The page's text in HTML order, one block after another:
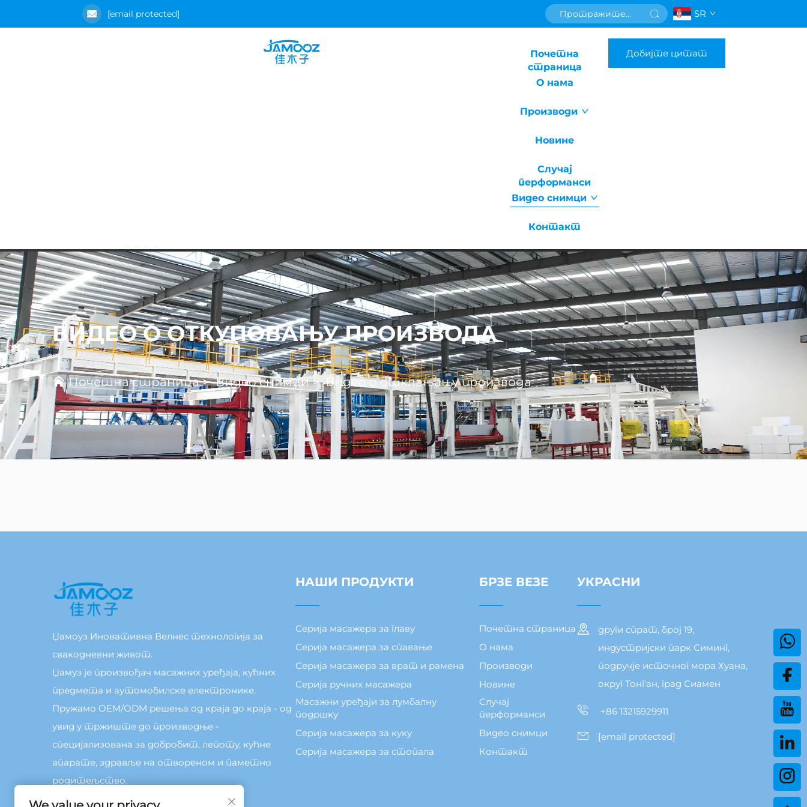
[email protected] SR
Почетна
страница
О нама
Производи
Новине
Случај
перформанси
Видео снимци
Контакт
Добијте цитат
ВИДЕО О ОТКУПОВАЊУ ПРОИЗВОДА
Почетна страница>Видео снимци>Видео о отклањању производа
Џамоуз Иновативна Велнес технологија за
свакодневни живот.
Џамуз је произвођач масажних уређаја, кућних
предмета и аутомобилске електронике.
Пружамо OEM/ODM решења од краја до краја - од
увид у тржиште до производње -
специјализована за добробит, лепоту, кућне
апарате, здравље на отвореном и паметно
родитељство.
НАШИ ПРОДУКТИ
Серија масажера за главу
Серија масажера за спавање
Серија масажера за врат и рамена
Серија ручних масажера
Масажни уређаји за лумбалну
подршку
Серија масажера за куку
Серија масажера за стопала
БРЗЕ ВЕЗЕ
Почетна страница
О нама
Производи
Новине
Случај
перформанси
Видео снимци
Контакт
УКРАСНИ
други спрат, број 19,
индустријски парк Симинг,
подручје источног мора Хуана,
округ Тонг'ан, град Сиамен
+86 13215929911
[email protected]